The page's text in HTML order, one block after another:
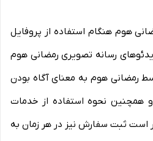
هوم هنگام استفاده از پروفایل
رسانه تصویری رمضانی هوم
رمضانی هوم به معنای آگاه بودن
همچنین نحوه استفاده از خدمات
است ثبت سفارش نیز در هر زمان به